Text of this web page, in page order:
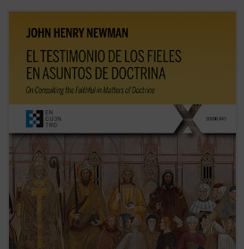
El testimonio de los fieles en asuntos de
doctrinaes uno de los textos más
significativos de John Henry Newman en
su etapa católica. Publicado en 1859 en
cuestión decisiva en la vida de la ...(ver
ficha)